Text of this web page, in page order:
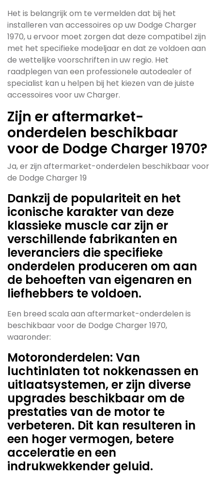
Het is belangrijk om te vermelden dat bij het
installeren van accessoires op uw Dodge Charger
1970, u ervoor moet zorgen dat deze compatibel zijn
met het specifieke modeljaar en dat ze voldoen aan
de wettelijke voorschriften in uw regio. Het
raadplegen van een professionele autodealer of
specialist kan u helpen bij het kiezen van de juiste
accessoires voor uw Charger.
Zijn er aftermarket-
onderdelen beschikbaar
voor de Dodge Charger 1970?
Ja, er zijn aftermarket-onderdelen beschikbaar voor
de Dodge Charger 19
Dankzij de populariteit en het
iconische karakter van deze
klassieke muscle car zijn er
verschillende fabrikanten en
leveranciers die specifieke
onderdelen produceren om aan
de behoeften van eigenaren en
liefhebbers te voldoen.
Een breed scala aan aftermarket-onderdelen is
beschikbaar voor de Dodge Charger 1970,
waaronder:
Motoronderdelen: Van
luchtinlaten tot nokkenassen en
uitlaatsystemen, er zijn diverse
upgrades beschikbaar om de
prestaties van de motor te
verbeteren. Dit kan resulteren in
een hoger vermogen, betere
acceleratie en een
indrukwekkender geluid.